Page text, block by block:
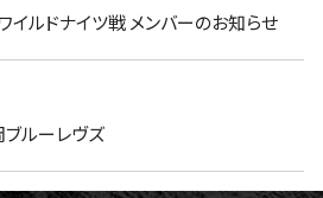
イルドナイツ戦 メンバーのお知らせ
ブルーレヴズ